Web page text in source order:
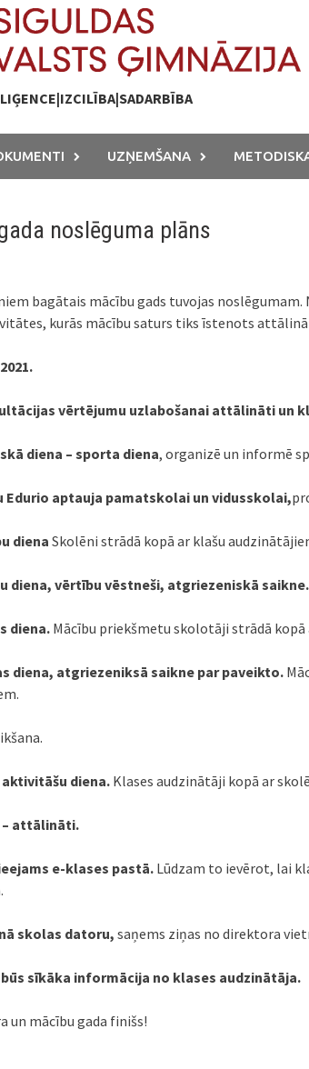
UZŅEMŠANA
noslēguma plāns
bagātais mācību gads tuvojas
kurās mācību saturs tiks īstenots
vērtējumu uzlabošanai attālināti un
diena – sporta diena, organizē un informē
Edurio aptauja pamatskolai un vidusskolai,
diena Skolēni strādā kopā ar klašu
diena, vērtību vēstneši, atgriezeniskā saikne.
diena. Mācību priekšmetu skolotāji strādā
diena, atgriezeniksā saikne par paveikto.
aktivitāšu diena. Klases audzinātāji kopā ar
– attālināti.
e-klases pastā. Lūdzam to ievērot, lai
skolas datoru, saņems ziņas no direktora
sīkāka informācija no klases audzinātāja.
un mācību gada finišs!